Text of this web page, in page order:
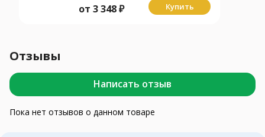
от 3 348₽ Купить
Отзывы
Написать отзыв
Пока нет отзывов о данном товаре